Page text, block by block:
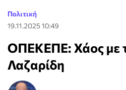
Πολιτική
19.11.2025 10:49
ΟΠΕΚΕΠΕ: Χάος με
Λαζαρίδη